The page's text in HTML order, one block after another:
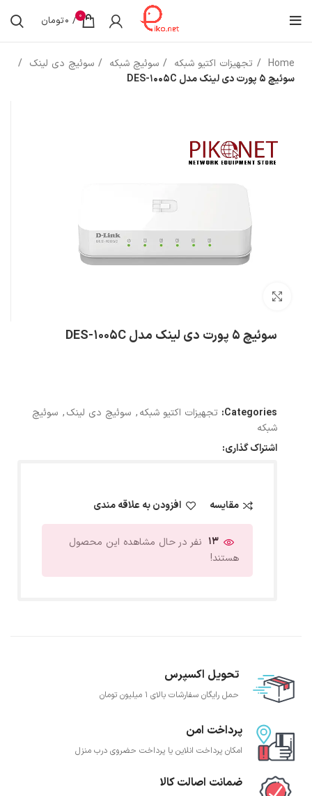
0
/
0تومان
Home تجهیزات اکتیو شبکه سوئیچ شبکه
سوئیچ دی لینک
سوئیچ 5 پورت دی لینک مدل DES-1005C
سوئیچ 5 پورت دی لینک مدل DES-1005C
Categories: تجهیزات اکتیو شبکه, سوئیچ دی لینک, سوئیچ
شبکه
اشتراک گذاری:
مقایسه افزودن به علاقه مندی
13 نفر در حال مشاهده این محصول
هستند!
تحویل اکسپرس
حمل رایگان سفارشات بالای 1 میلیون تومان
پرداخت امن
امکان پرداخت انلاین یا پرداخت حضروی درب منزل
ضمانت اصالت کالا